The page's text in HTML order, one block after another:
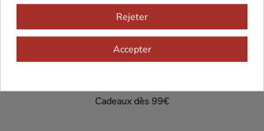
Franco de port 79€ Livraison 24h/48h
Cadeaux dès 99€
Rejeter
Accepter